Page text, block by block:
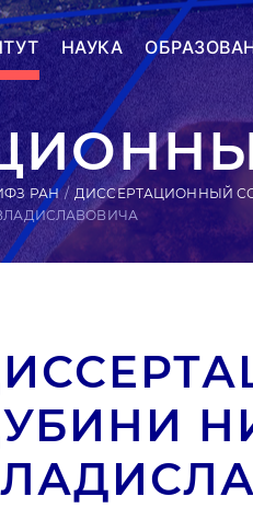
НАУКА
РАН ДИССЕРТАЦИОННЫЙ